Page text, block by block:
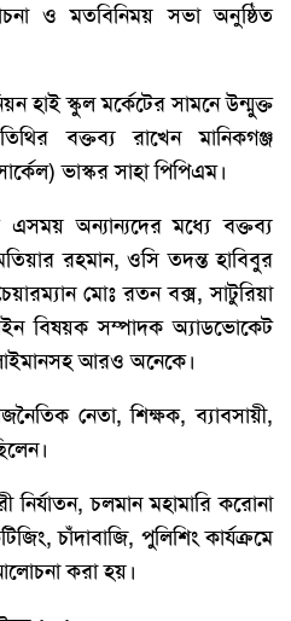
ও মতবিনিময় সভা অনুষ্ঠিত
হাই স্কুল মর্কেটের সামনে উন্মুক্ত
বক্তব্য রাখেন মানিকগঞ্জ
ভাস্কর সাহা পিপিএম।
অন্যান্যদের মধ্যে বক্তব্য
রহমান, ওসি তদন্ত হাবিবুর
মোঃ রতন বক্স, সাটুরিয়া
বিষয়ক সম্পাদক অ্যাডভোকেট
আরও অনেকে।
নেতা, শিক্ষক, ব্যাবসায়ী,
নির্যাতন, চলমান মহামারি করোনা
চাঁদাবাজি, পুলিশিং কার্যক্রমে
করা হয়।